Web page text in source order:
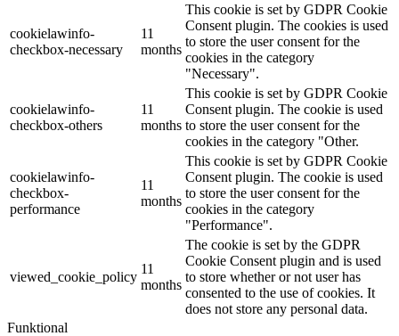
cookielawinfo-
checkbox-necessary
11
months
This cookie is set by GDPR Cookie
Consent plugin. The cookies is used
to store the user consent for the
cookies in the category
"Necessary".
cookielawinfo-
checkbox-others
11
months
This cookie is set by GDPR Cookie
Consent plugin. The cookie is used
to store the user consent for the
cookies in the category "Other.
cookielawinfo-
checkbox-
performance
11
months
This cookie is set by GDPR Cookie
Consent plugin. The cookie is used
to store the user consent for the
cookies in the category
"Performance".
viewed_cookie_policy
11
months
The cookie is set by the GDPR
Cookie Consent plugin and is used
to store whether or not user has
consented to the use of cookies. It
does not store any personal data.
Funktional